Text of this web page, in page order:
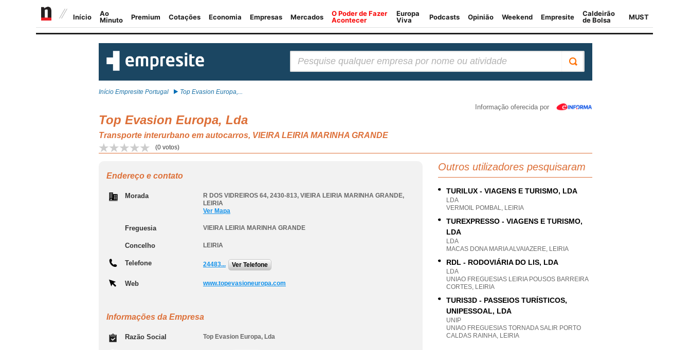
Início Empresite Portugal Top Evasion Europa,...
Informação oferecida por
Top Evasion Europa, Lda
Transporte interurbano em autocarros, VIEIRA LEIRIA MARINHA GRANDE
(0 votos)
Endereço e contato
Morada R DOS VIDREIROS 64, 2430-813, VIEIRA LEIRIA MARINHA GRANDE,
LEIRIA
Ver Mapa
Freguesia VIEIRA LEIRIA MARINHA GRANDE
Concelho LEIRIA
Telefone 24483... Ver Telefone
Web www.topevasioneuropa.com
Informações da Empresa
Razão Social Top Evasion Europa, Lda
Outros utilizadores pesquisaram
TURILUX - VIAGENS E TURISMO, LDA
LDA
VERMOIL POMBAL, LEIRIA
TUREXPRESSO - VIAGENS E TURISMO,
LDA
LDA
MACAS DONA MARIA ALVAIAZERE, LEIRIA
RDL - RODOVIÁRIA DO LIS, LDA
LDA
UNIAO FREGUESIAS LEIRIA POUSOS BARREIRA
CORTES, LEIRIA
TURIS3D - PASSEIOS TURÍSTICOS,
UNIPESSOAL, LDA
UNIP
UNIAO FREGUESIAS TORNADA SALIR PORTO
CALDAS RAINHA, LEIRIA